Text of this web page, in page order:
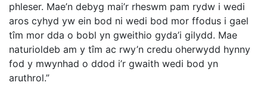
phleser. Mae’n debyg mai’r rheswm pam rydw i wedi
aros cyhyd yw ein bod ni wedi bod mor ffodus i gael
tîm mor dda o bobl yn gweithio gyda’i gilydd. Mae
naturioldeb am y tîm ac rwy’n credu oherwydd hynny
fod y mwynhad o ddod i’r gwaith wedi bod yn
aruthrol.”